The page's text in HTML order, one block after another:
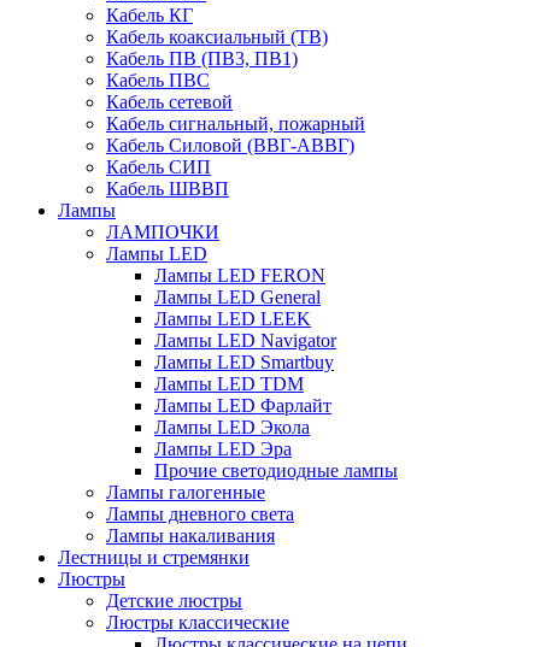
Кабель КГ
Кабель коаксиальный (ТВ)
Кабель ПВ (ПВ3, ПВ1)
Кабель ПВС
Кабель сетевой
Кабель сигнальный, пожарный
Кабель Силовой (ВВГ-АВВГ)
Кабель СИП
Кабель ШВВП
Лампы
ЛАМПОЧКИ
Лампы LED
Лампы LED FERON
Лампы LED General
Лампы LED LEEK
Лампы LED Navigator
Лампы LED Smartbuy
Лампы LED TDM
Лампы LED Фарлайт
Лампы LED Экола
Лампы LED Эра
Прочие светодиодные лампы
Лампы галогенные
Лампы дневного света
Лампы накаливания
Лестницы и стремянки
Люстры
Детские люстры
Люстры классические